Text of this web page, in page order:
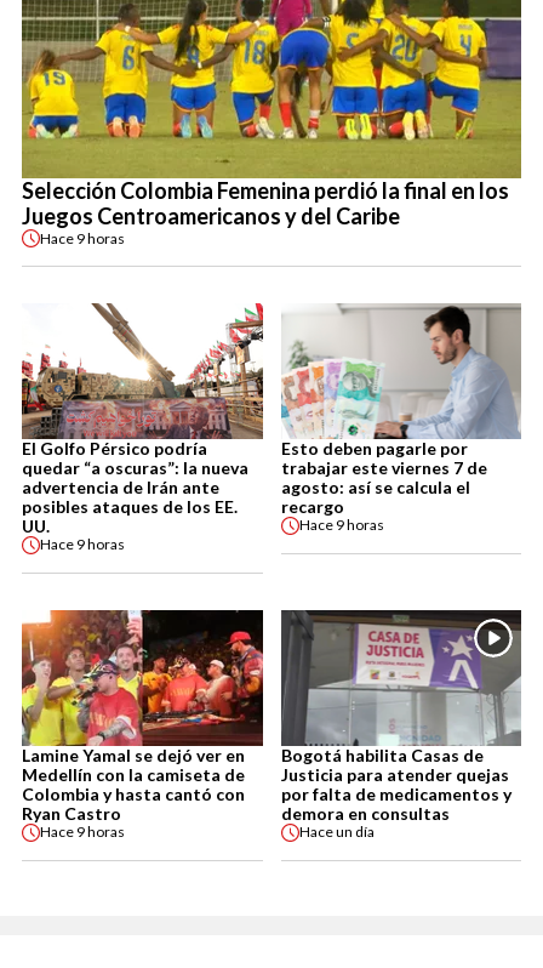
Selección Colombia Femenina perdió la final en los
Juegos Centroamericanos y del Caribe
Hace 9 horas
El Golfo Pérsico podría
quedar “a oscuras”: la nueva
advertencia de Irán ante
posibles ataques de los EE.
UU.
Hace 9 horas
Esto deben pagarle por
trabajar este viernes 7 de
agosto: así se calcula el
recargo
Hace 9 horas
Lamine Yamal se dejó ver en
Medellín con la camiseta de
Colombia y hasta cantó con
Ryan Castro
Hace 9 horas
Bogotá habilita Casas de
Justicia para atender quejas
por falta de medicamentos y
demora en consultas
Haceun día